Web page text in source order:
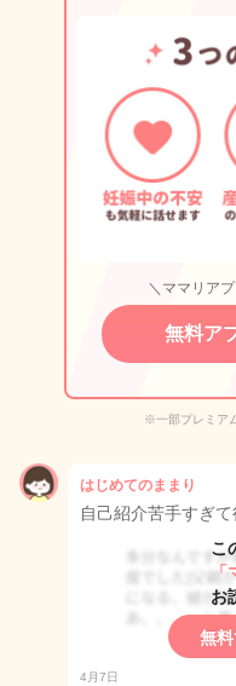
＼ママリア
無料ア
※一部プレミア
はじめてのままり
自己紹介苦手すぎ
こ
「
お
無
4月7日